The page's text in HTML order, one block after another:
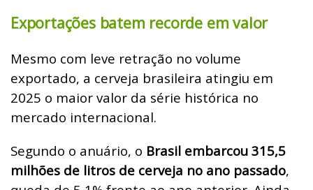
Exportações batem recorde em valor
Mesmo com leve retração no volume
exportado, a cerveja brasileira atingiu em
2025 o maior valor da série histórica no
mercado internacional.
Segundo o anuário, o Brasil embarcou 315,5
milhões de litros de cerveja no ano passado,